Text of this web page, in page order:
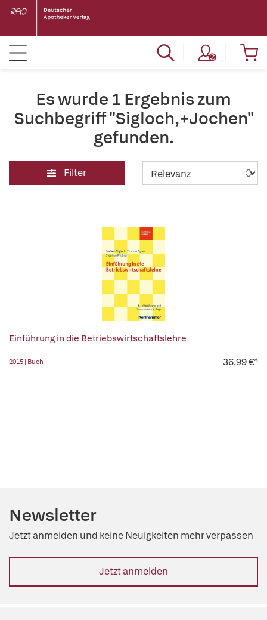
Es wurde 1 Ergebnis zum
Suchbegriff "Sigloch,+Jochen"
gefunden.
Filter
Einführung in die Betriebswirtschaftslehre
2015 | Buch 36,99 €*
Newsletter
Jetzt anmelden und keine Neuigkeiten mehr verpassen
Jetzt anmelden